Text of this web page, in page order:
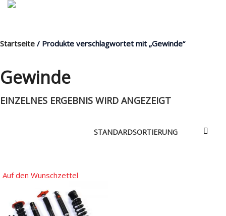
Products
Nach Baugruppen
Wunschliste
Startseite / Produkte verschlagwortet mit „Gewinde“
Gewinde
EINZELNES ERGEBNIS WIRD ANGEZEIGT
Auf den Wunschzettel